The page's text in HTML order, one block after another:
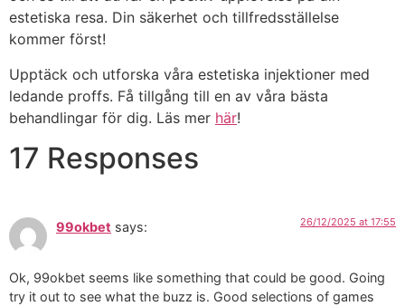
estetiska resa. Din säkerhet och tillfredsställelse
kommer först!
Upptäck och utforska våra estetiska injektioner med
ledande proffs. Få tillgång till en av våra bästa
behandlingar för dig. Läs mer här!
17 Responses
99okbet says: 26/12/2025 at 17:55
Ok, 99okbet seems like something that could be good. Going
try it out to see what the buzz is. Good selections of games